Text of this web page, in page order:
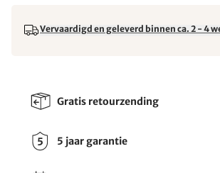
Vervaardigd en geleverd binnen ca. 2 - 4
Gratis retourzending
5 jaar garantie